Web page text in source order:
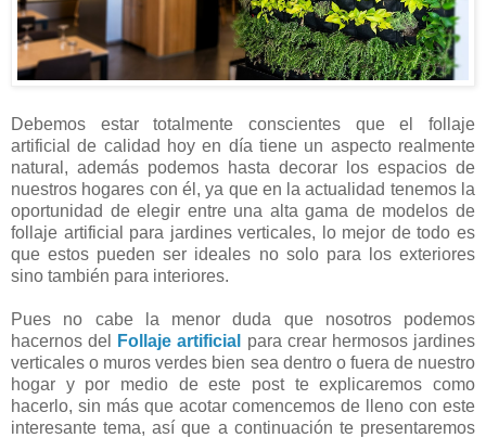
Debemos estar totalmente conscientes que el follaje
artificial de calidad hoy en día tiene un aspecto realmente
natural, además podemos hasta decorar los espacios de
nuestros hogares con él, ya que en la actualidad tenemos la
oportunidad de elegir entre una alta gama de modelos de
follaje artificial para jardines verticales, lo mejor de todo es
que estos pueden ser ideales no solo para los exteriores
sino también para interiores.
Pues no cabe la menor duda que nosotros podemos
hacernos del
Follaje artificial
para crear hermosos jardines
verticales o muros verdes bien sea dentro o fuera de nuestro
hogar y por medio de este post te explicaremos como
hacerlo, sin más que acotar comencemos de lleno con este
interesante tema, así que a continuación te presentaremos